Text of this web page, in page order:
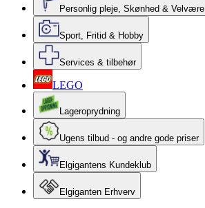
Personlig pleje, Skønhed & Velvære
Sport, Fritid & Hobby
Services & tilbehør
LEGO
Lageroprydning
Ugens tilbud - og andre gode priser
Elgigantens Kundeklub
Elgiganten Erhverv